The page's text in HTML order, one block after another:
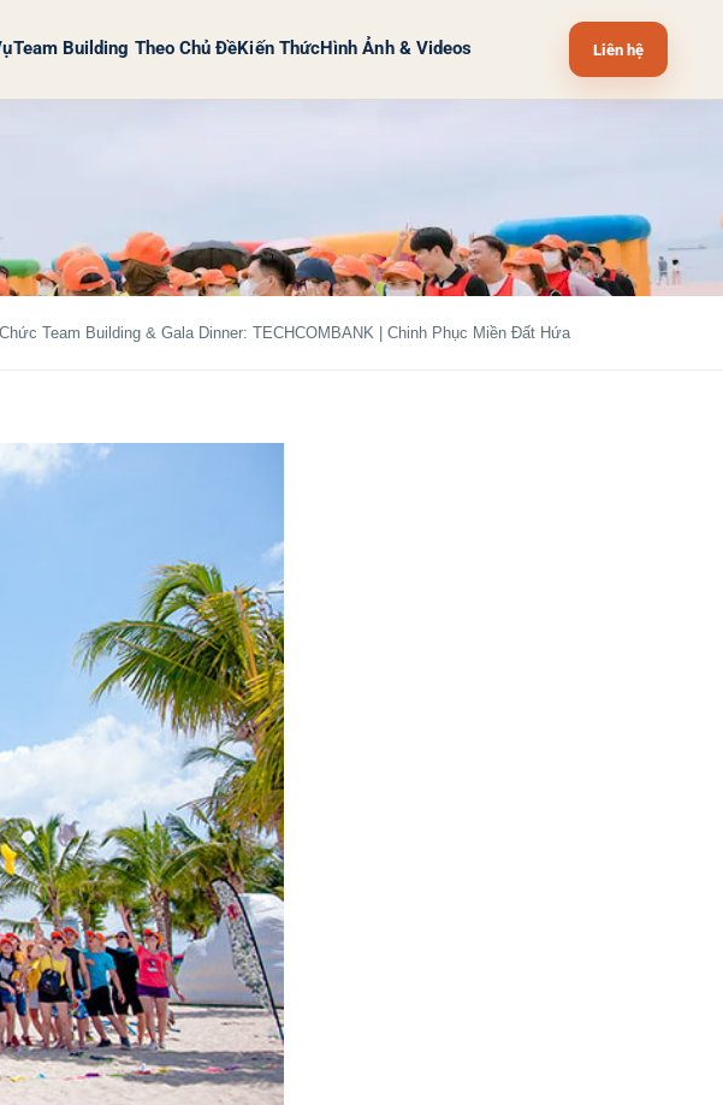
Team Building Theo Chủ ĐềKiến ThứcHình Ảnh & Videos Liên hệ
Team Building & Gala Dinner: TECHCOMBANK | Chinh Phục Miền Đất Hứa